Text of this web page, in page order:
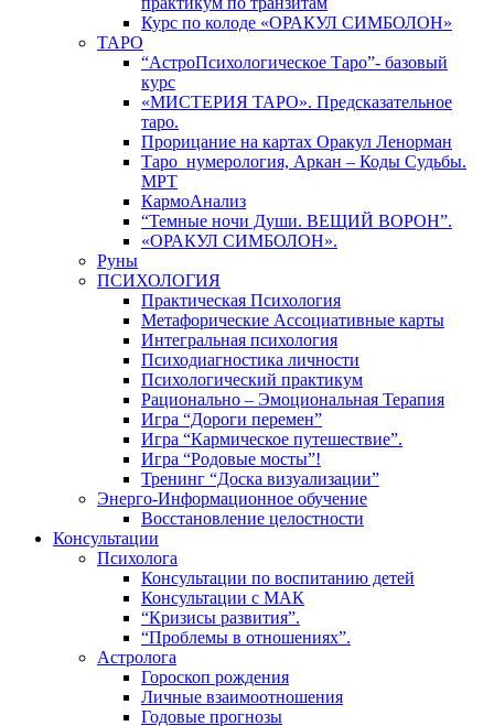
Курс по колоде «ОРАКУЛ СИМБОЛОН»
ТАРО
“АстроПсихологическое Таро”- базовый
курс
«МИСТЕРИЯ ТАРО». Предсказательное
таро.
Прорицание на картах Оракул Ленорман
Таро_нумерология, Аркан – Коды Судьбы.
МРТ
КармоАнализ
“Темные ночи Души. ВЕЩИЙ ВОРОН”.
«ОРАКУЛ СИМБОЛОН».
Руны
ПСИХОЛОГИЯ
Практическая Психология
Метафорические Ассоциативные карты
Интегральная психология
Психодиагностика личности
Психологический практикум
Рационально – Эмоциональная Терапия
Игра “Дороги перемен”
Игра “Кармическое путешествие”.
Игра “Родовые мосты”!
Тренинг “Доска визуализации”
Энерго-Информационное обучение
Восстановление целостности
Консультации
Психолога
Консультации по воспитанию детей
Консультации с МАК
“Кризисы развития”.
“Проблемы в отношениях”.
Астролога
Гороскоп рождения
Личные взаимоотношения
Годовые прогнозы